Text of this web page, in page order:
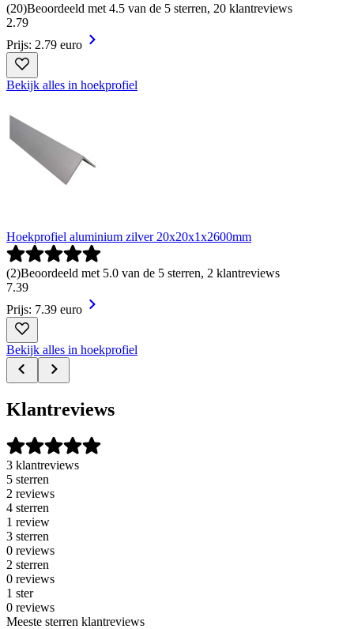
(20)Beoordeeld met 4.5 van de 5 sterren, 20 klantreviews
2.79
Prijs: 2.79 euro
Bekijk alles in hoekprofiel
Hoekprofiel aluminium zilver 20x20x1x2600mm
(2)Beoordeeld met 5.0 van de 5 sterren, 2 klantreviews
7.39
Prijs: 7.39 euro
Bekijk alles in hoekprofiel
Klantreviews
3 klantreviews
5 sterren
2 reviews
4 sterren
1 review
3 sterren
0 reviews
2 sterren
0 reviews
1 ster
0 reviews
Meeste sterren klantreviews